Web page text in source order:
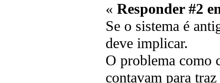
« Responder #2
Se o sistema é
deve implicar.
O problema como
contavam para